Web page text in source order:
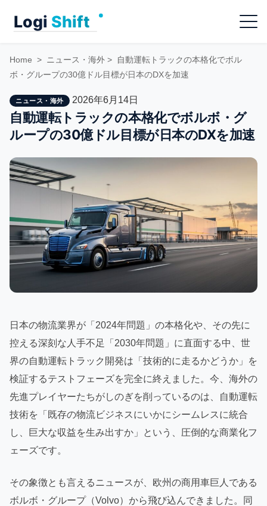
Menu
Home > ニュース・海外 >
自動運転トラックの本格化でボル
ボ・グループの30億ドル目標が日本のDXを加速
ニュース・海外 2026年6月14日
自動運転トラックの本格化でボルボ・グ
ループの30億ドル目標が日本のDXを加速
日本の物流業界が「2024年問題」の本格化や、その先に
控える深刻な人手不足「2030年問題」に直面する中、世
界の自動運転トラック開発は「技術的に走るかどうか」を
検証するテストフェーズを完全に終えました。今、海外の
先進プレイヤーたちがしのぎを削っているのは、自動運転
技術を「既存の物流ビジネスにいかにシームレスに統合
し、巨大な収益を生み出すか」という、圧倒的な商業化フ
ェーズです。
その象徴とも言えるニュースが、欧州の商用車巨人である
ボルボ・グループ（Volvo）から飛び込んできました。同